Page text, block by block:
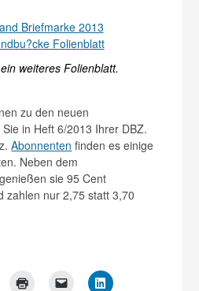
weiteres Folienblatt.
zu den neuen
in Heft 6/2013 Ihrer DBZ.
Abonnenten finden es einige
Neben dem
sie 95 Cent
zahlen nur 2,75 statt 3,70